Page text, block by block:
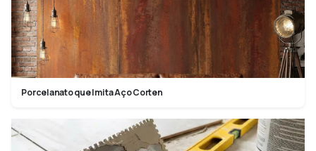
Porcelanato que Imita Aço Corten